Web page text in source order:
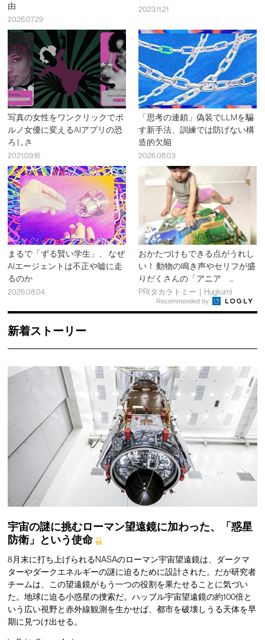
由
2026.07.29
2023.11.21
写真の女性をワンクリックでポ
ルノ女優に変えるAIアプリの恐
ろしさ
2021.09.16
「思考の連鎖」偽装でLLMを騙
す新手法、訓練では防げない構
造的欠陥
2026.08.03
まるで「ずる賢い学生」、 なぜ
AIエージェントは不正や嘘に走
るのか
2026.08.04
おかたづけもできる点がうれし
い！ 動物の鳴き声やセリフが盛
りだくさんの「アニア ...
PR(タカラトミー｜Hugkum)
Recommended by
新着ストーリー
宇宙の謎に挑むローマン望遠鏡に加わった、「惑星
防衛」という使命
8月末に打ち上げられるNASAのローマン宇宙望遠鏡は、ダークマ
ターやダークエネルギーの謎に迫るために設計された。だが研究者
チームは、この望遠鏡がもう一つの役割を果たせることに気づい
た。地球に迫る小惑星の捜索だ。ハッブル宇宙望遠鏡の約100倍と
いう広い視野と赤外線観測を生かせば、都市を破壊しうる天体を早
期に見つけ出せる。